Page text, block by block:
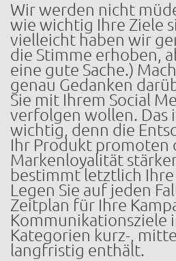
Wir werden nicht
wie wichtig Ihre Ziele
vielleicht haben wir
die Stimme erhoben,
eine gute Sache.)
genau Gedanken
Sie mit Ihrem Social
verfolgen wollen. Das
wichtig, denn die
Ihr Produkt promoten
Markenloyalität
bestimmt letztlich
Legen Sie auf jeden
Zeitplan für Ihre
Kommunikationsziele
Kategorien kurz-,
langfristig enthält.